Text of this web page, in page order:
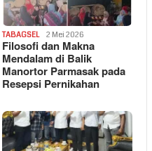
TABAGSEL 2 Mei 2026
Filosofi dan Makna
Mendalam di Balik
Manortor Parmasak pada
Resepsi Pernikahan